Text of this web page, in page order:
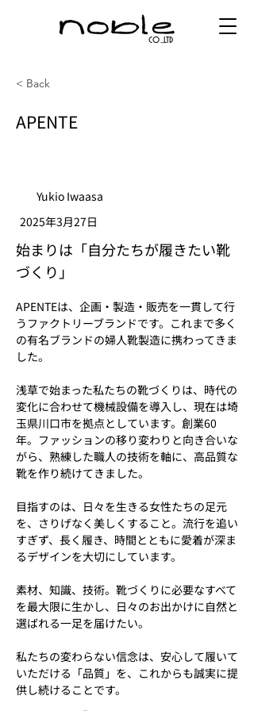
co.,ltd
< Back
APENTE
Yukio Iwaasa
2025年3月27日
始まりは「自分たちが履きたい靴
づくり」
APENTEは、企画・製造・販売を一貫して行
うファクトリーブランドです。これまで多く
の有名ブランドの婦人靴製造に携わってきま
した。
浅草で始まった私たちの靴づくりは、時代の
変化に合わせて機械設備を導入し、現在は埼
玉県川口市を拠点としています。創業60
年。ファッションの移り変わりと向き合いな
がら、熟練した職人の技術を軸に、高品質な
靴を作り続けてきました。
目指すのは、日々を生きる女性たちの足元
を、さりげなく美しくすること。流行を追い
すぎず、長く履き、時間とともに愛着が深ま
るデザインを大切にしています。
素材、知識、技術。靴づくりに必要なすべて
を最大限に生かし、日々のお出かけに自然と
選ばれる一足を届けたい。
私たちの変わらない信念は、安心して履いて
いただける「品質」を、これからも誠実に提
供し続けることです。